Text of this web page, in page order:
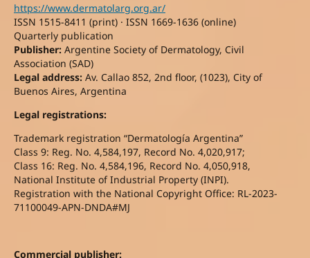
https://www.dermatolarg.org.ar/
ISSN 1515-8411 (print) · ISSN 1669-1636 (online)
Quarterly publication
Publisher:Argentine Society of Dermatology, Civil
Association (SAD)
Legal address:Av. Callao 852, 2nd floor, (1023), City of
Buenos Aires, Argentina
Legal registrations:
Trademark registration “Dermatología Argentina”
Class 9: Reg. No. 4,584,197, Record No. 4,020,917;
Class 16: Reg. No. 4,584,196, Record No. 4,050,918,
National Institute of Industrial Property (INPI).
Registration with the National Copyright Office: RL-2023-
71100049-APN-DNDA#MJ
Commercial publisher: